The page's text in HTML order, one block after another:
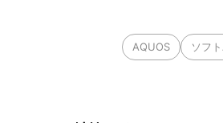
AQUOS ソフ